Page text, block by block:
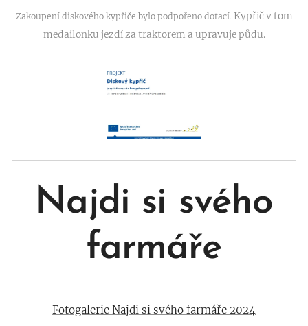
Zakoupení diskového kypřiče bylo podpořeno dotací. Kypřič v tom
medailonku jezdí za traktorem a upravuje půdu.
Najdi si svého
farmáře
Fotogalerie Najdi si svého farmáře 2024